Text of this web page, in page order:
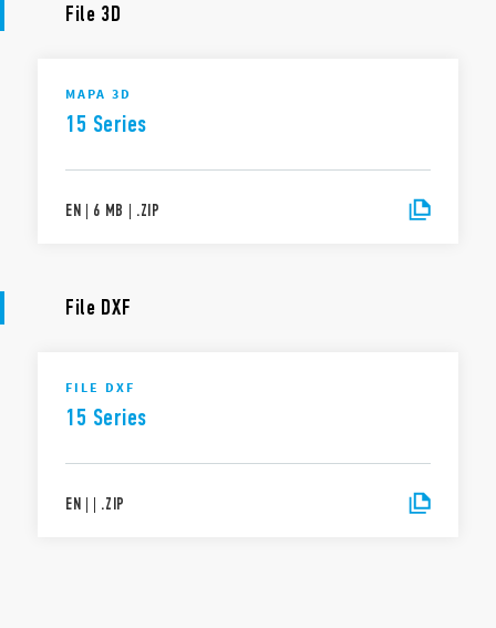
File 3D
MAPA 3D
15 Series
EN | 6 MB | .ZIP
File DXF
FILE DXF
15 Series
EN | | .ZIP